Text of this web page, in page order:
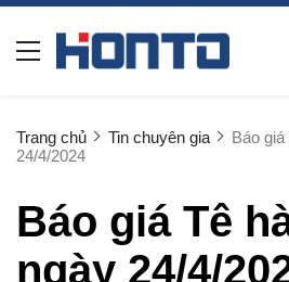
Trang chủ Tin chuyên gia
Báo
24/4/2024
Báo giá Tê
ngày 24/4/